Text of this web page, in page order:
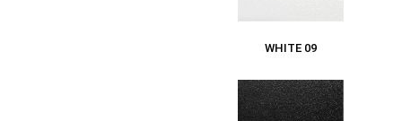
WHITE 09